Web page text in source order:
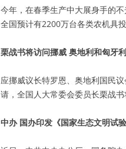
今年，在春季生产中大展身手的
全国预计有2200万台各类农机具
栗战书将访问挪威 奥地利和匈牙利
应挪威议长特罗恩、奥地利国民
请，全国人大常委会委员长栗战
中办 国办印发《国家生态文明试